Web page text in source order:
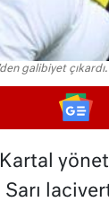
galibiyet çıkardı.
Sarı